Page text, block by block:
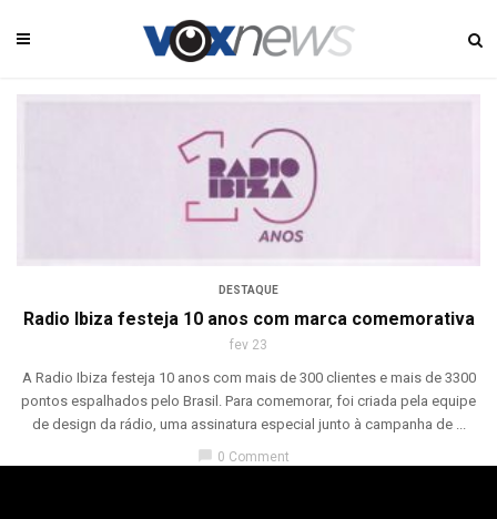
DESTAQUE
Radio Ibiza festeja 10 anos com marca comemorativa
fev 23
A Radio Ibiza festeja 10 anos com mais de 300 clientes e mais de 3300
pontos espalhados pelo Brasil. Para comemorar, foi criada pela equipe
de design da rádio, uma assinatura especial junto à campanha de ...
0 Comment